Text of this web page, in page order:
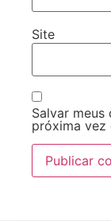
Site
Salvar
próxima vez